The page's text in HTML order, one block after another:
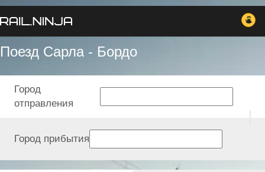
Поезд Сарла - Бордо
Город
отправления
Город прибытия